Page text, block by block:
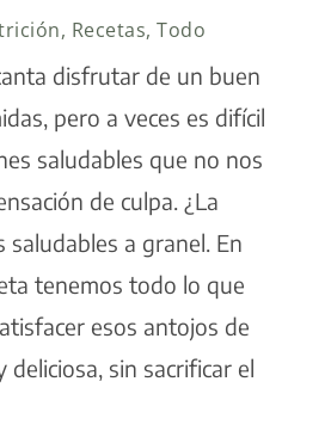
Recetas, Todo
disfrutar de un buen
pero a veces es difícil
saludables que no nos
de culpa. ¿La
saludables a granel. En
tenemos todo lo que
esos antojos de
sin sacrificar el